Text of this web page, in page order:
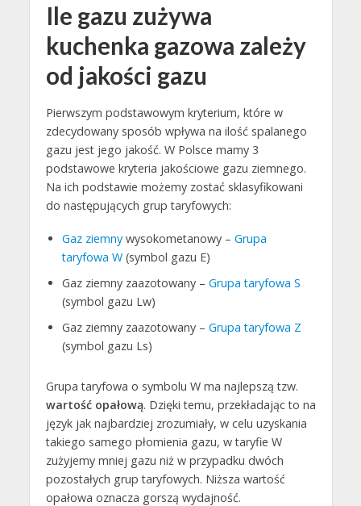
Ile gazu zużywa
kuchenka gazowa zależy
od jakości gazu
Pierwszym podstawowym kryterium, które w
zdecydowany sposób wpływa na ilość spalanego
gazu jest jego jakość. W Polsce mamy 3
podstawowe kryteria jakościowe gazu ziemnego.
Na ich podstawie możemy zostać sklasyfikowani
do następujących grup taryfowych:
Gaz ziemnywysokometanowy – Grupa
taryfowa W(symbol gazu E)
Gaz ziemny zaazotowany – Grupa taryfowa S
(symbol gazu Lw)
Gaz ziemny zaazotowany – Grupa taryfowa Z
(symbol gazu Ls)
Grupa taryfowa o symbolu W ma najlepszą tzw.
wartość opałową. Dzięki temu, przekładając to na
język jak najbardziej zrozumiały, w celu uzyskania
takiego samego płomienia gazu, w taryfie W
zużyjemy mniej gazu niż w przypadku dwóch
pozostałych grup taryfowych. Niższa wartość
opałowa oznacza gorszą wydajność.